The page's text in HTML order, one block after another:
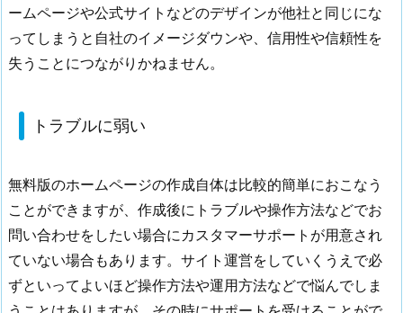
種
類
が
い
ト
ラ
ブ
ル
に
弱
ームページや公式サイトなどのデザインが他社と同じにな
ってしまうと自社のイメージダウンや、信用性や信頼性を
失うことにつながりかねません。
トラブルに弱い
無料版のホームページの作成自体は比較的簡単におこなう
ことができますが、作成後にトラブルや操作方法などでお
問い合わせをしたい場合にカスタマーサポートが用意され
ていない場合もあります。サイト運営をしていくうえで必
ずといってよいほど操作方法や運用方法などで悩んでしま